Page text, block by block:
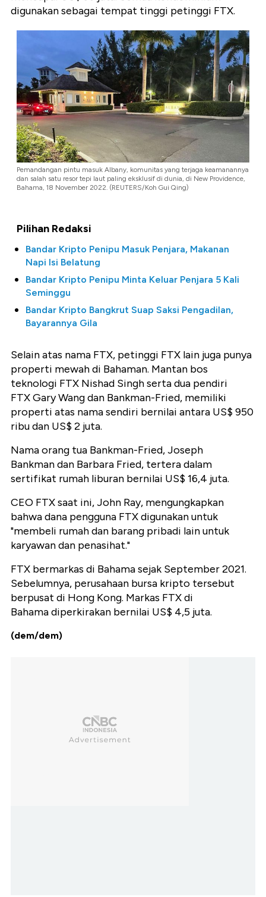
digunakan sebagai tempat tinggi petinggi FTX.
Pemandangan pintu masuk Albany, komunitas yang terjaga keamanannya
dan salah satu resor tepi laut paling eksklusif di dunia, di New Providence,
Bahama, 18 November 2022. (REUTERS/Koh Gui Qing)
Pilihan Redaksi
Bandar Kripto Penipu Masuk Penjara, Makanan
Napi Isi Belatung
Bandar Kripto Penipu Minta Keluar Penjara 5 Kali
Seminggu
Bandar Kripto Bangkrut Suap Saksi Pengadilan,
Bayarannya Gila
Selain atas nama FTX, petinggi FTX lain juga punya
properti mewah di Bahaman. Mantan bos
teknologi FTX Nishad Singh serta dua pendiri
FTX Gary Wang dan Bankman-Fried, memiliki
properti atas nama sendiri bernilai antara US$ 950
ribu dan US$ 2 juta.
Nama orang tua Bankman-Fried, Joseph
Bankman dan Barbara Fried, tertera dalam
sertifikat rumah liburan bernilai US$ 16,4 juta.
CEO FTX saat ini, John Ray, mengungkapkan
bahwa dana pengguna FTX digunakan untuk
"membeli rumah dan barang pribadi lain untuk
karyawan dan penasihat."
FTX bermarkas di Bahama sejak September 2021.
Sebelumnya, perusahaan bursa kripto tersebut
berpusat di Hong Kong. Markas FTX di
Bahama diperkirakan bernilai US$ 4,5 juta.
(dem/dem)